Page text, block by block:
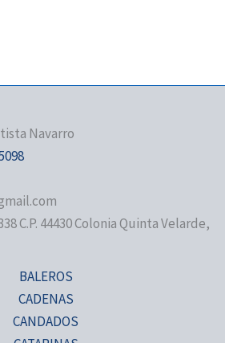
Navarro
C.P. 44430 Colonia Quinta Velarde,
BALEROS
CADENAS
CANDADOS